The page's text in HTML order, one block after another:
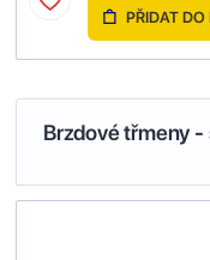
PŘIDAT DO
Brzdové třmeny